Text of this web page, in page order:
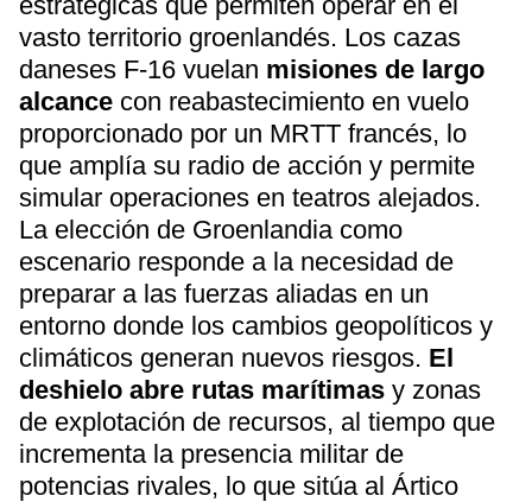
vasto territorio groenlandés. Los cazas
daneses F-16 vuelan misiones de largo
alcance con reabastecimiento en vuelo
proporcionado por un MRTT francés, lo
que amplía su radio de acción y permite
simular operaciones en teatros alejados.
La elección de Groenlandia como
escenario responde a la necesidad de
preparar a las fuerzas aliadas en un
entorno donde los cambios geopolíticos y
climáticos generan nuevos riesgos. El
deshielo abre rutas marítimas y zonas
de explotación de recursos, al tiempo que
incrementa la presencia militar de
potencias rivales, lo que sitúa al Ártico